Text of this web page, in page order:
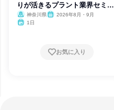
りが活きるプラント業界セミナ
ー 神奈川県
2026年8月・9月
1日
お気に入り